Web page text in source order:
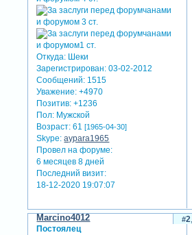
Откуда: Шеки
Зарегистрирован: 03-02-2012
Сообщений: 1515
Уважение: +4970
Позитив: +1236
Пол: Мужской
Возраст: 61[1965-04-30]
Skype: aypara1965
Провел на форуме:
6 месяцев 8 дней
Последний визит:
18-12-2020 19:07:07
2
Marcino4012
Постоялец